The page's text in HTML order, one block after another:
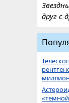
друг с